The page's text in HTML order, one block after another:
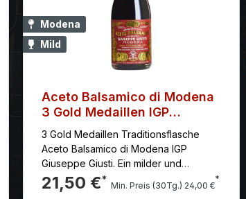
Modena
Mild
Aceto Balsamico di Modena
3 Gold Medaillen IGP
Giuseppe Giusti
3 Gold Medaillen Traditionsflasche
Aceto Balsamico di Modena IGP
Giuseppe Giusti. Ein milder und
vielseitiger Balsamico di Modena IGP,
gewonnen aus getrockneten
21,50 €*
Min. Preis (30Tg.) 24,00 €
*